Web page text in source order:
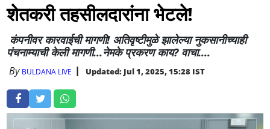
शेतकरी तहसीलदारांना भेटले!
कंपनीवर कारवाईची मागणी! अतिवृष्टीमुळे झालेल्या नुकसानीच्याही
पंचनाम्याची केली मागणी...नेमके प्रकरण काय? वाचा....
By BULDANA LIVE Updated: Jul 1, 2025, 15:28 IST